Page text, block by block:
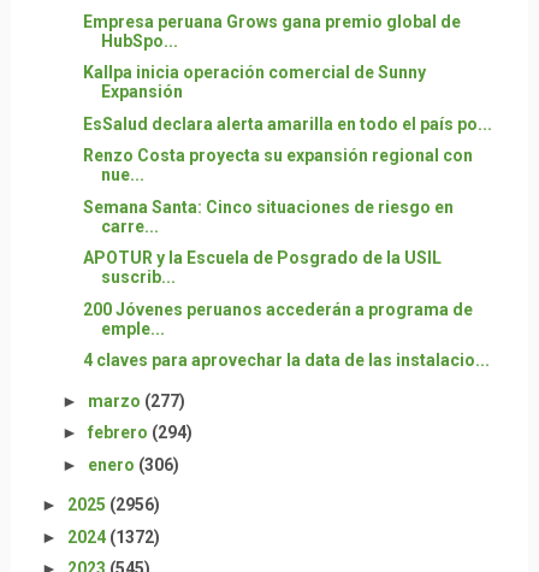
Empresa peruana Grows gana premio global de
HubSpo...
Kallpa inicia operación comercial de Sunny
Expansión
EsSalud declara alerta amarilla en todo el país po...
Renzo Costa proyecta su expansión regional con
nue...
Semana Santa: Cinco situaciones de riesgo en
carre...
APOTUR y la Escuela de Posgrado de la USIL
suscrib...
200 Jóvenes peruanos accederán a programa de
emple...
4 claves para aprovechar la data de las instalacio...
► marzo (277)
► febrero (294)
► enero (306)
► 2025 (2956)
► 2024 (1372)